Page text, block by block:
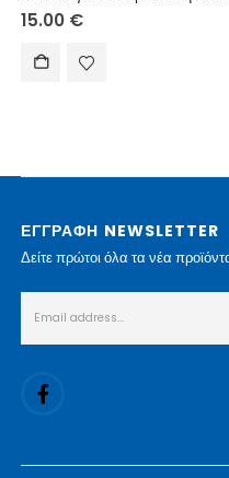
15.00 €
ΕΓΓΡΑΦΗ NEWSLETTER
Δείτε πρώτοι όλα τα νέα